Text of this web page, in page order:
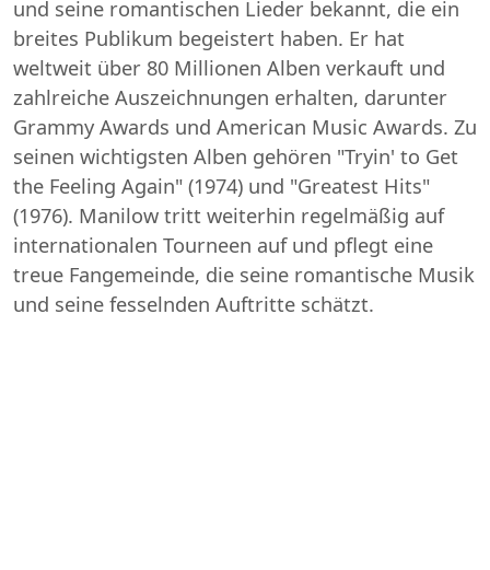
und seine romantischen Lieder bekannt, die ein
breites Publikum begeistert haben. Er hat
weltweit über 80 Millionen Alben verkauft und
zahlreiche Auszeichnungen erhalten, darunter
Grammy Awards und American Music Awards. Zu
seinen wichtigsten Alben gehören "Tryin' to Get
the Feeling Again" (1974) und "Greatest Hits"
(1976). Manilow tritt weiterhin regelmäßig auf
internationalen Tourneen auf und pflegt eine
treue Fangemeinde, die seine romantische Musik
und seine fesselnden Auftritte schätzt.